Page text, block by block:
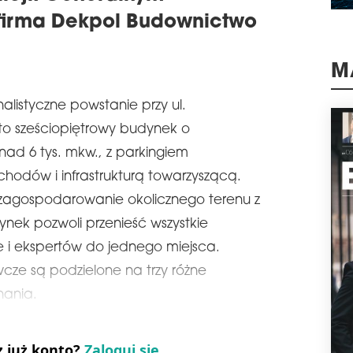
Dekpol Budownictwo
powstanie przy ul.
sześciopiętrowy budynek o
6 tys. mkw., z parkingiem
i infrastrukturą towarzyszącą.
okolicznego terenu z
pozwoli przenieść wszystkie
i ekspertów do jednego miejsca.
są podzielone na trzy różne
schedule